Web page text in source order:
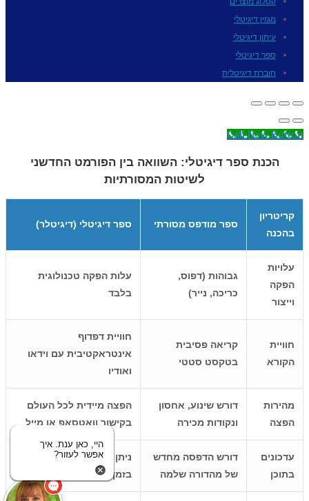
מגזין דיגיטלי
עיתון דיגיטלי
ספר דיגיטלי
חוברת דיגיטלית
Call Now Button
הכנת ספר דיגיטלי: השוואה בין הפורמט החדשני
לשיטות המסורתיות
קריטריון
בהכנה
ספר מודפס מסורתי ספר דיגיטלי (דיגיטלר)
עלויות
הפקה
וייצור
גבוהות (דפוס,
כריכה, נייר)
עלות הפקה טכנולוגית
בלבד
חוויית
הקורא
קריאה פסיבית
בטקסט סטטי
חוויית דפדוף
אינטראקטיבית עם וידאו
ואודיו
מהירות
הפצה
דורש שינוע, אחסון
ונקודות מכירה
הפצה מיידית לכל העולם
בקישור וואטסאפ או מייל
עדכונים
בתוכן
דורש הדפסה מחדש
של מהדורה שלמה
ניתן לעדכן ולתקן טקסטים
בזמן אמת ללא עלות
היי, כאן ענת. איך
אפשר לעזור?